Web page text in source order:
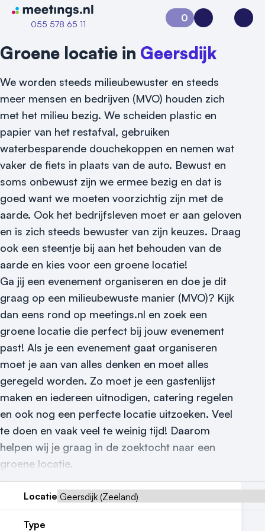
Naar home van Meetings
055 578 65 11
Vraag locatie aan
Locatiegids
Meld locatie aan
Nieuws
Reviews (5⭐️)
Contact
0
Aanvraag 0Inloggen
Groene locatie in Geersdijk
We worden steeds milieubewuster en steeds
meer mensen en bedrijven (MVO) houden zich
met het milieu bezig. We scheiden plastic en
papier van het restafval, gebruiken
waterbesparende douchekoppen en nemen wat
vaker de fiets in plaats van de auto. Bewust en
soms onbewust zijn we ermee bezig en dat is
goed want we moeten voorzichtig zijn met de
aarde. Ook het bedrijfsleven moet er aan geloven
en is zich steeds bewuster van zijn keuzes. Draag
ook een steentje bij aan het behouden van de
aarde en kies voor een groene locatie!
Ga jij een evenement organiseren en doe je dit
graag op een milieubewuste manier (MVO)? Kijk
dan eens rond op meetings.nl en zoek een
groene locatie die perfect bij jouw evenement
past! Als je een evenement gaat organiseren
moet je aan van alles denken en moet alles
geregeld worden. Zo moet je een gastenlijst
maken en iedereen uitnodigen, catering regelen
en ook nog een perfecte locatie uitzoeken. Veel
te doen en vaak veel te weinig tijd! Daarom
helpen wij je graag in de zoektocht naar een
groene locatie.
Locatie
Type